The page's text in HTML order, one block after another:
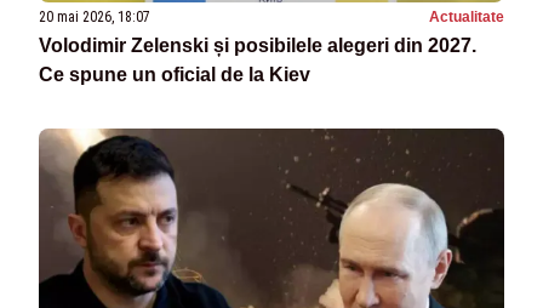
20 mai 2026, 18:07 Actualitate
Volodimir Zelenski și posibilele alegeri din 2027.
Ce spune un oficial de la Kiev